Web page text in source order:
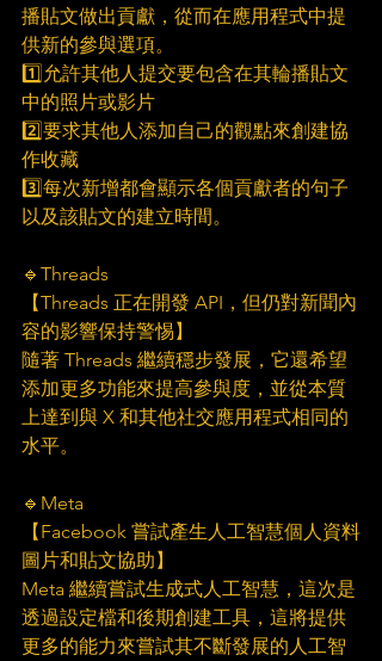
播貼文做出貢獻，從而在應用程式中提
供新的參與選項。
1️⃣允許其他人提交要包含在其輪播貼文
中的照片或影片
2️⃣要求其他人添加自己的觀點來創建協
作收藏
3️⃣每次新增都會顯示各個貢獻者的句子
以及該貼文的建立時間。
🔹Threads
【Threads 正在開發 API，但仍對新聞內
容的影響保持警惕】
隨著 Threads 繼續穩步發展，它還希望
添加更多功能來提高參與度，並從本質
上達到與 X 和其他社交應用程式相同的
水平。
🔹Meta
【Facebook 嘗試產生人工智慧個人資料
圖片和貼文協助】
Meta 繼續嘗試生成式人工智慧，這次是
透過設定檔和後期創建工具，這將提供
更多的能力來嘗試其不斷發展的人工智